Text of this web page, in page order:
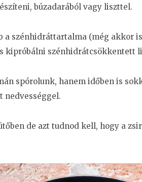
búzadarából vagy liszttel.
a szénhidráttartalma (még akkor
kipróbálni szénhidrátcsökkentett
spórolunk, hanem időben is
nedvességgel.
de azt tudnod kell, hogy a